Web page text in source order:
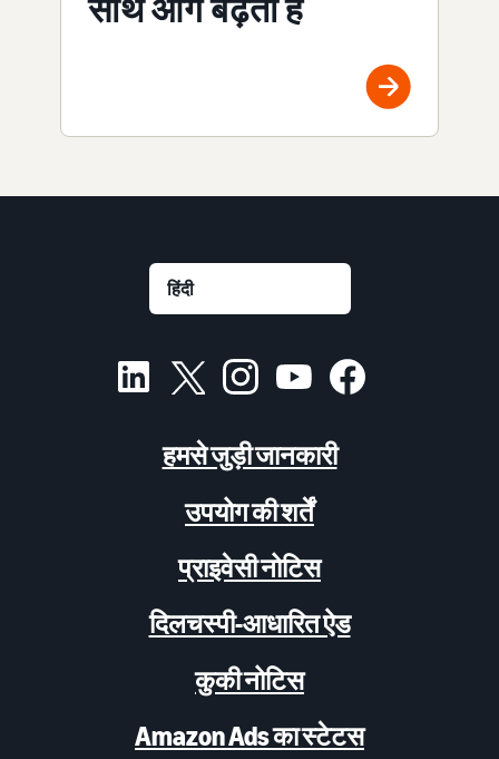
साथ आगे बढ़ता है
हमसे जुड़ी जानकारी
उपयोग की शर्तें
प्राइवेसी नोटिस
दिलचस्पी-आधारित ऐड
कुकी नोटिस
Amazon Ads का स्टेटस